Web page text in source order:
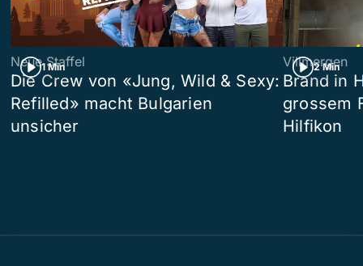
1 Min
Neue Staffel
Die Crew von «Jung, Wild & Sexy:
Refilled» macht Bulgarien
unsicher
2 Min
Villmergen
Brand in
grossem
Hilfikon